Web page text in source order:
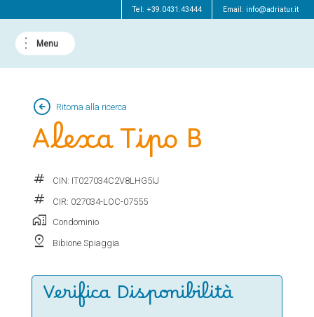
Tel: +39.0431.43444 Email: info@adriatur.it
arrow_circle_left Ritorna alla ricerca
Alexa Tipo B
tag CIN: IT027034C2V8LHG5IJ
tag CIR: 027034-LOC-07555
home_work Condominio
pin_drop Bibione Spiaggia
Verifica Disponibilità